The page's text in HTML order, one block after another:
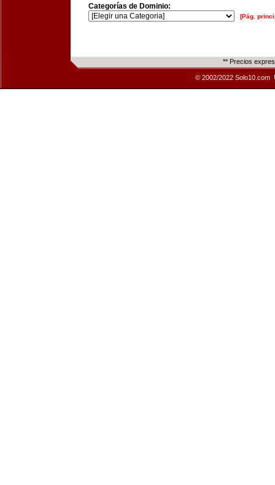
Categorías de Dominio:
[Pág.
** Precios
© 2002/2022 Solo10.com